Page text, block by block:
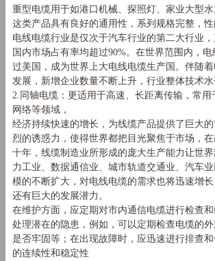
重型电缆用于如港口机械、探照灯、家业大型水
这类产品具有良好的通用性，系列规格完整，
电线电缆行业是仅次于汽车行业的第二大行业
国内市场占有率均超过90%。在世界范围内，
过美国，成为世界上大电线电缆生产国。伴随
发展，新增企业数量不断上升，行业整体技术水
2.同轴电缆：更适用于高速、长距离传输，常用
网络等领域，
经济持续快速的增长，为线缆产品提供了巨大
烈的诱惑力，使得世界都把目光聚焦于市场，
十年，线缆制造业所形成的庞大生产能力让世
力工业、数据通信业、城市轨道交通业、汽车
模的不断扩大，对电线电缆的需求也将迅速增
还有巨大的发展潜力。
在维护方面，应定期对市内通信电缆进行检查
处理潜在的隐患，例如，可以定期检查电缆的
是否牢固等；在出现故障时，应迅速进行排查
的连续性和稳定性